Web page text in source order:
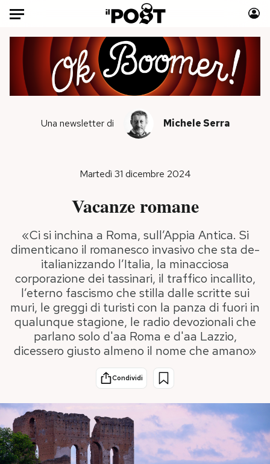
HOME
Mondo
Sport
Libri
Ok Boomer!
Europa
Mondiali calcio 2026
PODCAST
NEWSLETTER
SHOP
CALENDARIO
Una newsletter di Michele Serra
Martedì 31 dicembre 2024
Vacanze romane
«Ci si inchina a Roma, sull’Appia Antica. Si
dimenticano il romanesco invasivo che sta de-
italianizzando l’Italia, la minacciosa
corporazione dei tassinari, il traffico incallito,
l’eterno fascismo che stilla dalle scritte sui
muri, le greggi di turisti con la panza di fuori in
qualunque stagione, le radio devozionali che
parlano solo d'aa Roma e d'aa Lazzio,
dicessero giusto almeno il nome che amano»
Condividi